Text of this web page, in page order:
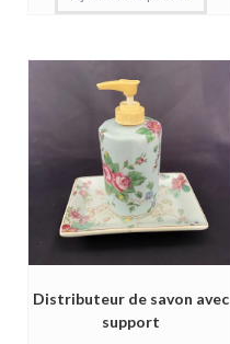
Distributeur de savon avec
support